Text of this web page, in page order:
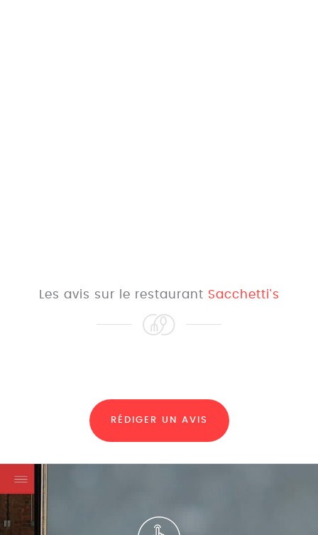
Les avis sur le restaurant Sacchetti's
RÉDIGER UN AVIS